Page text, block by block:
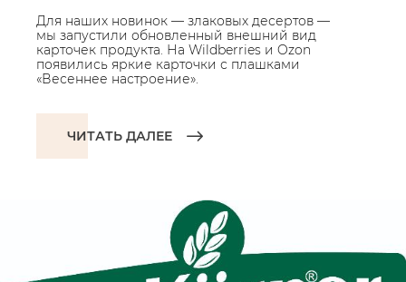
Для наших новинок — злаковых десертов —
мы запустили обновленный внешний вид
карточек продукта. На Wildberries и Ozon
появились яркие карточки с плашками
«Весеннее настроение».
ЧИТАТЬ ДАЛЕЕ